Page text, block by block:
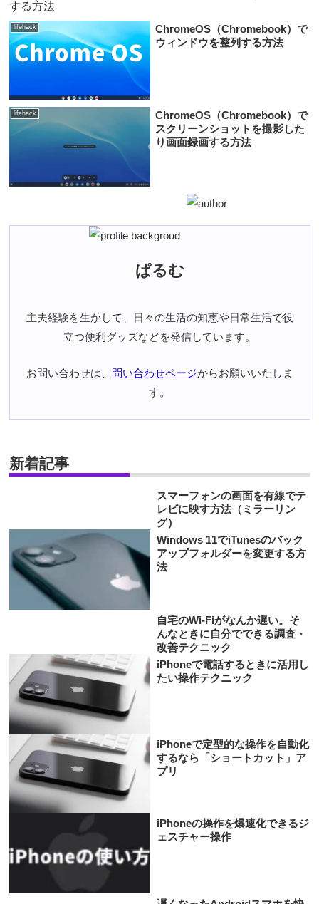
lifehack
ChromeOS（Chromebook）で
ウィンドウを整列する方法
lifehack
ChromeOS（Chromebook）で
スクリーンショットを撮影した
り画面録画する方法
ぱるむ
主夫経験を生かして、日々の生活の知恵や日常生活で役
立つ便利グッズなどを発信しています。
お問い合わせは、 問い合わせページからお願いいたしま
す。
新着記事
スマーフォンの画面を有線でテ
レビに映す方法（ミラーリン
グ）
Windows 11でiTunesのバック
アップフォルダーを変更する方
法
自宅のWi-Fiがなんか遅い。そ
んなときに自分でできる調査・
改善テクニック
iPhoneで電話するときに活用し
たい操作テクニック
iPhoneで定型的な操作を自動化
するなら「ショートカット」ア
プリ
iPhoneの操作を爆速化できるジ
ェスチャー操作